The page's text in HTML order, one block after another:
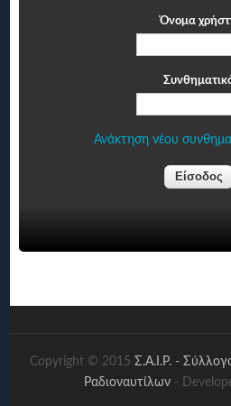
Όνομα
Ανάκτηση νέου
Copyright © 2015 Σ.Α.Ι.Ρ. -
Ραδιοναυτίλων-